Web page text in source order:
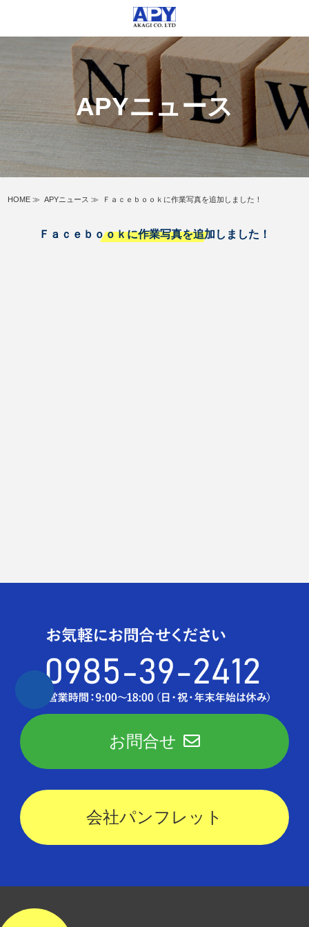
APYニュース
HOME ≫ APYニュース ≫ Ｆａｃｅｂｏｏｋに作業写真を追加しました！
Ｆａｃｅｂｏｏｋに作業写真を追加しました！
お問合せ
会社パンフレット